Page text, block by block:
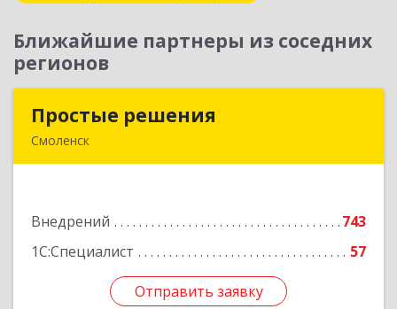
Ближайшие партнеры из соседних
регионов
Простые решения
Смоленск
Внедрений
743
1С:Специалист
57
Отправить заявку
Простые решения
Подробнее
Отправить заявку